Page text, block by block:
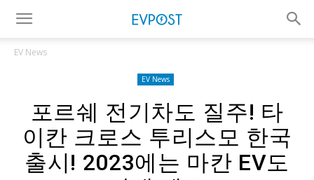
EV News
EV News
포르쉐 전기차도 질주! 타
이칸 크로스 투리스모 한국
출시! 2023에는 마칸 EV도